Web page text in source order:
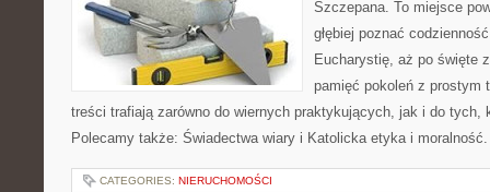
Szczepana. To miejsce
głębiej poznać
Eucharystię, aż po święte
pamięć pokoleń z prostym
treści trafiają zarówno do wiernych praktykujących, jak i do tych,
Polecamy także: Świadectwa wiary i Katolicka etyka i
CATEGORIES: NIERUCHOMOŚCI